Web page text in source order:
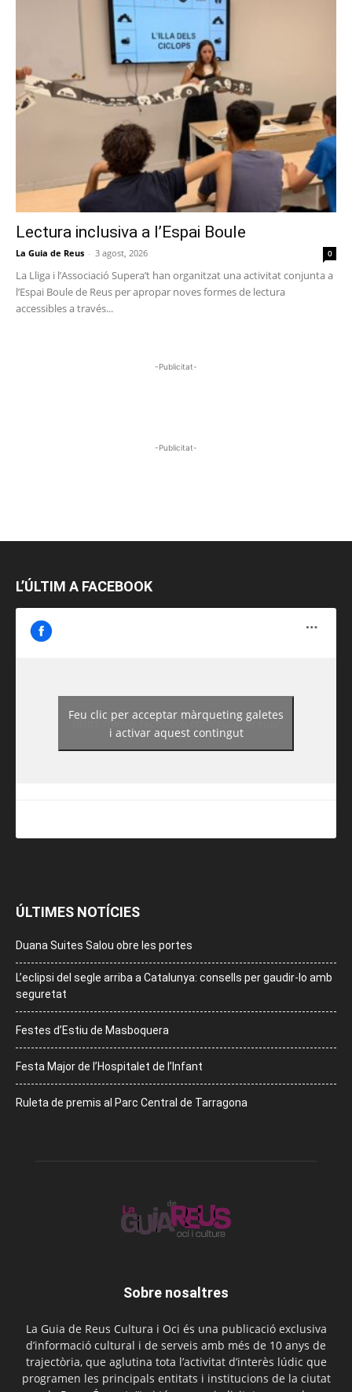
Lectura inclusiva a l’Espai Boule
La Guia de Reus - 3 agost, 2026 0
La Lliga i l’Associació Supera’t han organitzat una activitat conjunta a
l’Espai Boule de Reus per apropar noves formes de lectura
accessibles a través...
-Publicitat-
-Publicitat-
L’ÚLTIM A FACEBOOK
https://www.facebook.com/guiadereus/
Feu clic per acceptar màrqueting galetes
i activar aquest contingut
ÚLTIMES NOTÍCIES
Duana Suites Salou obre les portes
L’eclipsi del segle arriba a Catalunya: consells per gaudir-lo amb
seguretat
Festes d’Estiu de Masboquera
Festa Major de l’Hospitalet de l’Infant
Ruleta de premis al Parc Central de Tarragona
Sobre nosaltres
La Guia de Reus Cultura i Oci és una publicació exclusiva
d’informació cultural i de serveis amb més de 10 anys de
trajectòria, que aglutina tota l’activitat d’interès lúdic que
programen les principals entitats i institucions de la ciutat